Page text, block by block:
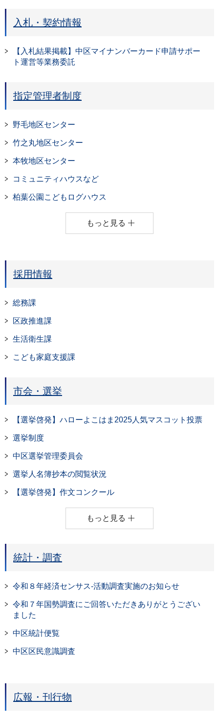
入札・契約情報
【入札結果掲載】中区マイナンバーカード申請サポー
ト運営等業務委託
指定管理者制度
野毛地区センター
竹之丸地区センター
本牧地区センター
コミュニティハウスなど
柏葉公園こどもログハウス
もっと見る
採用情報
総務課
区政推進課
生活衛生課
こども家庭支援課
市会・選挙
【選挙啓発】ハローよこはま2025人気マスコット投票
選挙制度
中区選挙管理委員会
選挙人名簿抄本の閲覧状況
【選挙啓発】作文コンクール
もっと見る
統計・調査
令和８年経済センサス-活動調査実施のお知らせ
令和７年国勢調査にご回答いただきありがとうござい
ました
中区統計便覧
中区区民意識調査
広報・刊行物